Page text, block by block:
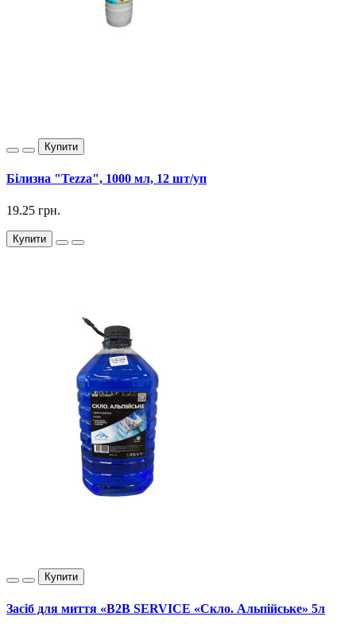
Купити
Білизна "Tezza", 1000 мл, 12 шт/уп
19.25 грн.
Купити
Купити
Засіб для миття «B2B SERVICE «Скло. Альпійське» 5л